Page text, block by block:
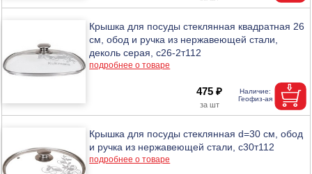
Крышка для посуды стеклянная квадратная 26
см, обод и ручка из нержавеющей стали,
деколь серая, с26-2т112
подробнее о товаре
475 ₽
Крышка для посуды стеклянная d=30 см, обод
и ручка из нержавеющей стали, с30т112
подробнее о товаре